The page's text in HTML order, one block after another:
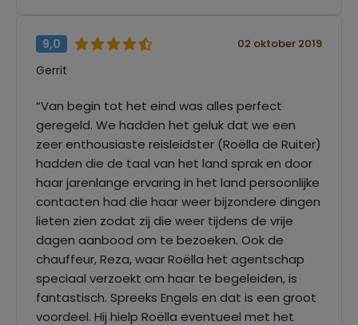
9,0 02 oktober 2019
Gerrit
“Van begin tot het eind was alles perfect
geregeld. We hadden het geluk dat we een
zeer enthousiaste reisleidster (Roëlla de Ruiter)
hadden die de taal van het land sprak en door
haar jarenlange ervaring in het land persoonlijke
contacten had die haar weer bijzondere dingen
lieten zien zodat zij die weer tijdens de vrije
dagen aanbood om te bezoeken. Ook de
chauffeur, Reza, waar Roëlla het agentschap
speciaal verzoekt om haar te begeleiden, is
fantastisch. Spreeks Engels en dat is een groot
voordeel. Hij hielp Roëlla eventueel met het